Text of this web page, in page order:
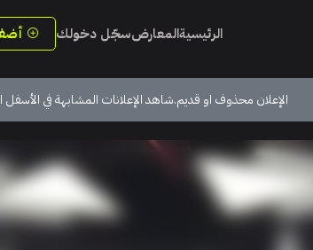
الرئيسيةالمعارضسجّل دخولك
الإعلان محذوف او قديم.شاهد الإعلانات المشابهة في